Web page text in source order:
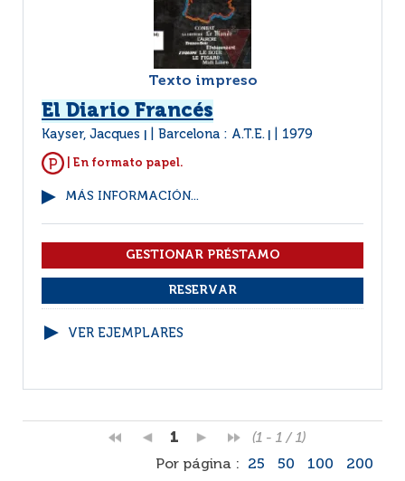
Texto impreso
El Diario Francés
Kayser, Jacques Barcelona : A.T.E. 1979
| En formato papel.
MÁS INFORMACIÓN...
VER EJEMPLARES
1
(1 - 1 / 1)
Por página :
25 50 100 200